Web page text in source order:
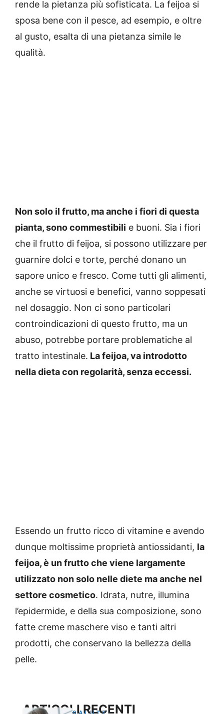
rende la pietanza più sofisticata. La feijoa si
sposa bene con il pesce, ad esempio, e oltre
al gusto, esalta di una pietanza simile le
qualità.
Non solo il frutto, ma anche i fiori di questa
pianta, sono commestibili e buoni. Sia i fiori
che il frutto di feijoa, si possono utilizzare per
guarnire dolci e torte, perché donano un
sapore unico e fresco. Come tutti gli alimenti,
anche se virtuosi e benefici, vanno soppesati
nel dosaggio. Non ci sono particolari
controindicazioni di questo frutto, ma un
abuso, potrebbe portare problematiche al
tratto intestinale. La feijoa, va introdotto
nella dieta con regolarità, senza eccessi.
Essendo un frutto ricco di vitamine e avendo
dunque moltissime proprietà antiossidanti, la
feijoa, è un frutto che viene largamente
utilizzato non solo nelle diete ma anche nel
settore cosmetico. Idrata, nutre, illumina
l’epidermide, e della sua composizione, sono
fatte creme maschere viso e tanti altri
prodotti, che conservano la bellezza della
pelle.
ARTICOLI RECENTI